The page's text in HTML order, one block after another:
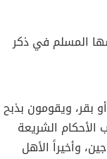
المسلم في ذكر
بقر، ويقومون بذبح
الشريعة
وأخيراً الأهل